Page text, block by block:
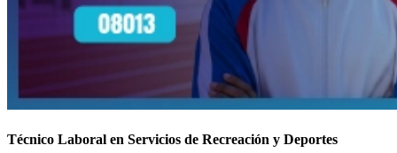
Técnico Laboral en Servicios de Recreación y Deportes